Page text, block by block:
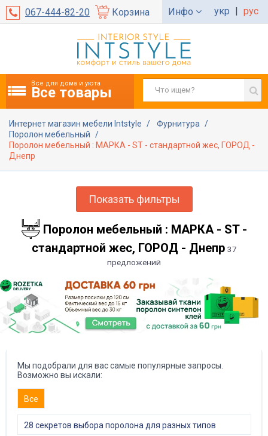
067-444-82-20 Корзина Инфо укр | рус
Все для дома и уюта
Все товары
Интернет магазин мебели Intstyle
Фурнитура
Поролон мебельный
Поролон мебельный : МАРКА - ST - стандартной жес, ГОРОД -
Днепр
Показать фильтры
Поролон мебельный : МАРКА - ST -
стандартной жес, ГОРОД - Днепр 37
предложений
Мы подобрали для вас самые популярные запросы.
Возможно вы искали:
Все
28 секретов выбора поролона для разных типов